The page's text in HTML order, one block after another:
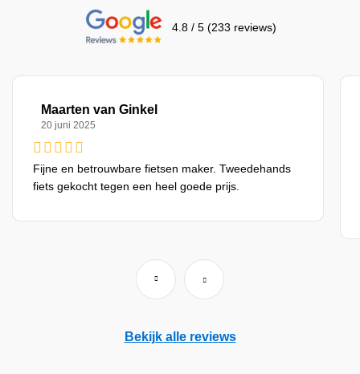
4.8 / 5 (233 reviews)
Maarten van Ginkel
20 juni 2025
Fijne en betrouwbare fietsen maker. Tweedehands
fiets gekocht tegen een heel goede prijs.
Bekijk alle reviews